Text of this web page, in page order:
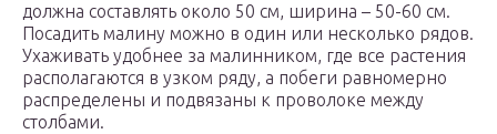
должна составлять около 50 см, ширина – 50-60 см.
Посадить малину можно в один или несколько рядов.
Ухаживать удобнее за малинником, где все растения
располагаются в узком ряду, а побеги равномерно
распределены и подвязаны к проволоке между
столбами.